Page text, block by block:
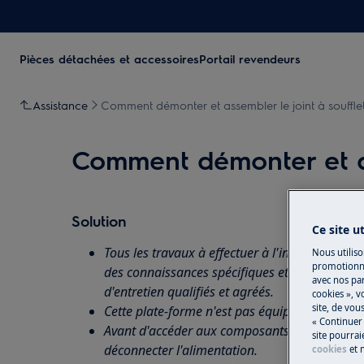
Pièces détachées et accessoiresPortail revendeurs
Assistance Comment démonter et assembler le joint à
Comment démonter et
Solution
Tous les travaux à effectuer à l'intérieur de
des connaissances spécifiques et ne peuvent
d'entretien qualifiés et agréés.
Cette plate-forme n'est pas équipée d'un
Avant d'accéder aux composants internes,
déconnecter l'alimentation.
Ce site
Nous
avec nos
cookies »,
site, de
« Continuer
site
cookies et